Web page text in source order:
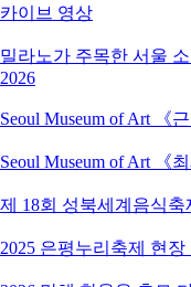
카이브 영상
밀라노가 주목한 서울
2026
Seoul Museum of Art 《
Seoul Museum of Art 《
제 18회 성북세계음식
2025 은평누리축제 현장